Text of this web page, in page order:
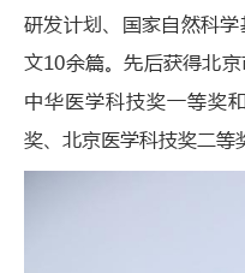
研发计划、国家自然科
文10余篇。先后获得北京
中华医学科技奖一等奖
奖、北京医学科技奖二等